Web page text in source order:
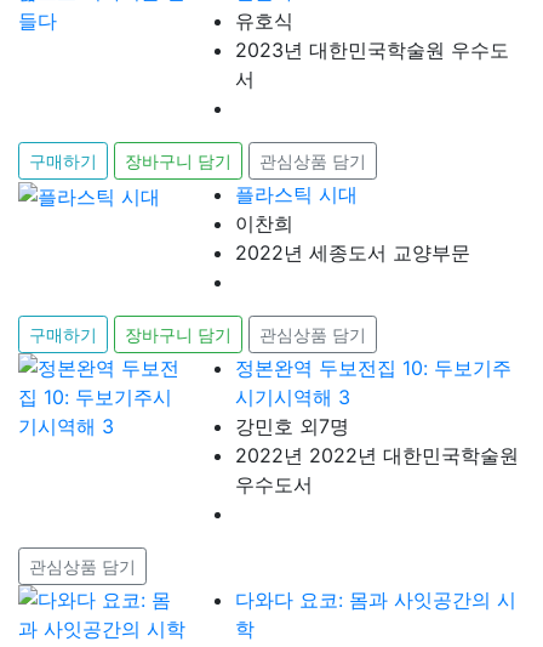
유호식
2023년 대한민국학술원 우수도
서
구매하기 장바구니 담기 관심상품 담기
플라스틱 시대
이찬희
2022년 세종도서 교양부문
구매하기 장바구니 담기 관심상품 담기
정본완역 두보전집 10: 두보기주
시기시역해 3
강민호 외7명
2022년 2022년 대한민국학술원
우수도서
관심상품 담기
다와다 요코: 몸과 사잇공간의 시
학